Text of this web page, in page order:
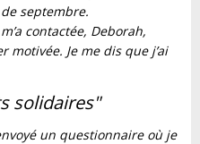
septembre.
contactée, Deborah,
motivée. Je me dis que j’ai
solidaires"
un questionnaire où je